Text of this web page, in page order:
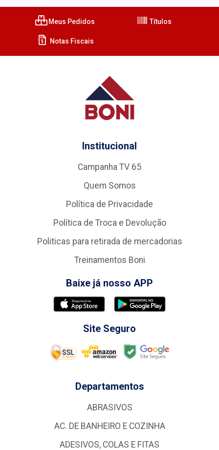
Meus Pedidos Títulos
Notas Fiscais
Institucional
Campanha TV 65
Quem Somos
Política de Privacidade
Política de Troca e Devolução
Politicas para retirada de mercadorias
Treinamentos Boni
Baixe já nosso APP
Site Seguro
Departamentos
ABRASIVOS
AC. DE BANHEIRO E COZINHA
ADESIVOS, COLAS E FITAS